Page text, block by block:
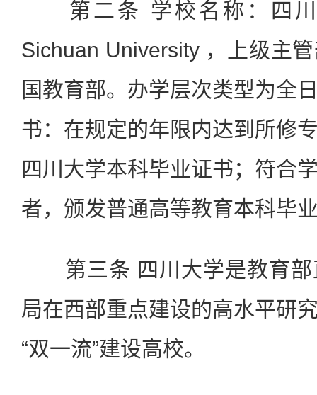
第二条 学校名称：四川
Sichuan University ，上级主
国教育部。办学层次类型为全
书：在规定的年限内达到所修
四川大学本科毕业证书；符合
者，颁发普通高等教育本科毕
第三条 四川大学是教育部
局在西部重点建设的高水平研
“双一流”建设高校。